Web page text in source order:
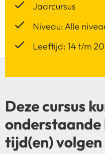
Jaarcursus
Niveau: Alle
Leeftijd: 14 t/m
Deze cursus
onderstaande
tijd(en) volgen